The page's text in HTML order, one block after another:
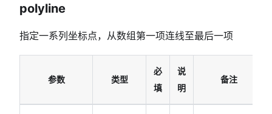
polyline
指定一系列坐标点，从数组第一项连线至最后一项
参数 类型
必
填
说
明
备注